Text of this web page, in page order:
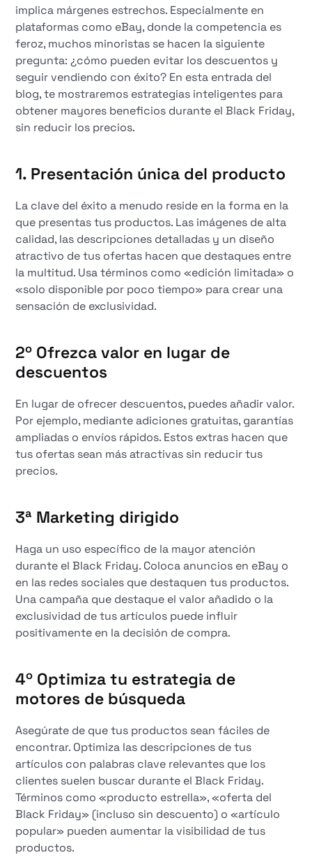
implica márgenes estrechos. Especialmente en
plataformas como eBay, donde la competencia es
feroz, muchos minoristas se hacen la siguiente
pregunta: ¿cómo pueden evitar los descuentos y
seguir vendiendo con éxito? En esta entrada del
blog, te mostraremos estrategias inteligentes para
obtener mayores beneficios durante el Black Friday,
sin reducir los precios.
1. Presentación única del producto
La clave del éxito a menudo reside en la forma en la
que presentas tus productos. Las imágenes de alta
calidad, las descripciones detalladas y un diseño
atractivo de tus ofertas hacen que destaques entre
la multitud. Usa términos como «edición limitada» o
«solo disponible por poco tiempo» para crear una
sensación de exclusividad.
2º Ofrezca valor en lugar de
descuentos
En lugar de ofrecer descuentos, puedes añadir valor.
Por ejemplo, mediante adiciones gratuitas, garantías
ampliadas o envíos rápidos. Estos extras hacen que
tus ofertas sean más atractivas sin reducir tus
precios.
3ª Marketing dirigido
Haga un uso específico de la mayor atención
durante el Black Friday. Coloca anuncios en eBay o
en las redes sociales que destaquen tus productos.
Una campaña que destaque el valor añadido o la
exclusividad de tus artículos puede influir
positivamente en la decisión de compra.
4º Optimiza tu estrategia de
motores de búsqueda
Asegúrate de que tus productos sean fáciles de
encontrar. Optimiza las descripciones de tus
artículos con palabras clave relevantes que los
clientes suelen buscar durante el Black Friday.
Términos como «producto estrella», «oferta del
Black Friday» (incluso sin descuento) o «artículo
popular» pueden aumentar la visibilidad de tus
productos.